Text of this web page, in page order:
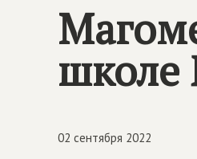
школе
02 сентября 2022